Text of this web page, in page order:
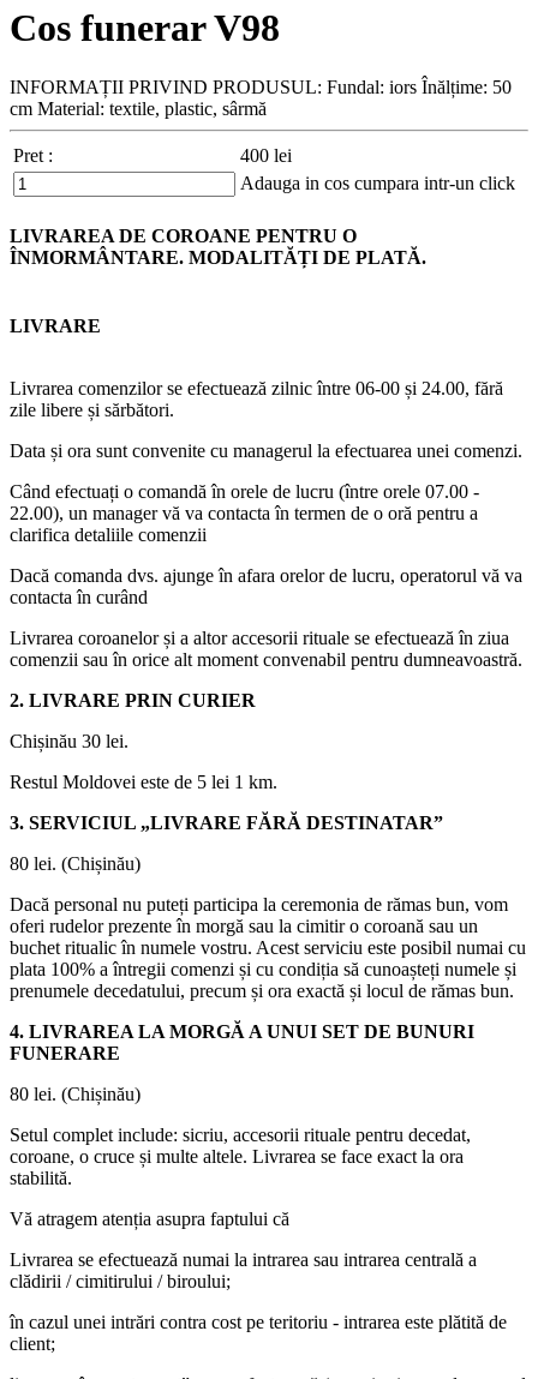
Cos funerar V98
INFORMAȚII PRIVIND PRODUSUL: Fundal: iors Înălțime: 50
cm Material: textile, plastic, sârmă
Pret : 400 lei
Adauga in cos cumpara intr-un click
LIVRAREA DE COROANE PENTRU O
ÎNMORMÂNTARE. MODALITĂȚI DE PLATĂ.
LIVRARE
Livrarea comenzilor se efectuează zilnic între 06-00 și 24.00, fără
zile libere și sărbători.
Data și ora sunt convenite cu managerul la efectuarea unei comenzi.
Când efectuați o comandă în orele de lucru (între orele 07.00 -
22.00), un manager vă va contacta în termen de o oră pentru a
clarifica detaliile comenzii
Dacă comanda dvs. ajunge în afara orelor de lucru, operatorul vă va
contacta în curând
Livrarea coroanelor și a altor accesorii rituale se efectuează în ziua
comenzii sau în orice alt moment convenabil pentru dumneavoastră.
2. LIVRARE PRIN CURIER
Chișinău 30 lei.
Restul Moldovei este de 5 lei 1 km.
3. SERVICIUL „LIVRARE FĂRĂ DESTINATAR”
80 lei. (Chișinău)
Dacă personal nu puteți participa la ceremonia de rămas bun, vom
oferi rudelor prezente în morgă sau la cimitir o coroană sau un
buchet ritualic în numele vostru. Acest serviciu este posibil numai cu
plata 100% a întregii comenzi și cu condiția să cunoașteți numele și
prenumele decedatului, precum și ora exactă și locul de rămas bun.
4. LIVRAREA LA MORGĂ A UNUI SET DE BUNURI
FUNERARE
80 lei. (Chișinău)
Setul complet include: sicriu, accesorii rituale pentru decedat,
coroane, o cruce și multe altele. Livrarea se face exact la ora
stabilită.
Vă atragem atenția asupra faptului că
Livrarea se efectuează numai la intrarea sau intrarea centrală a
clădirii / cimitirului / biroului;
în cazul unei intrări contra cost pe teritoriu - intrarea este plătită de
client;